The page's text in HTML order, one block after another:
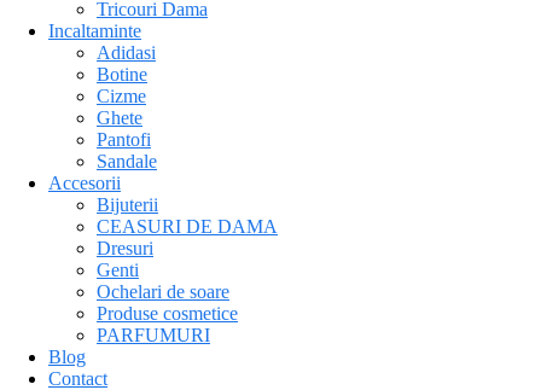
Tricouri Dama
Incaltaminte
Adidasi
Botine
Cizme
Ghete
Pantofi
Sandale
Accesorii
Bijuterii
CEASURI DE DAMA
Dresuri
Genti
Ochelari de soare
Produse cosmetice
PARFUMURI
Blog
Contact